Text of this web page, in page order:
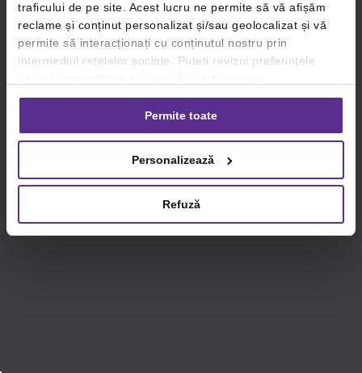
traficului de pe site. Acest lucru ne permite să vă afișăm
reclame și conținut personalizat și/sau geolocalizat și vă
permite să interacționați cu conținutul nostru prin
intermediul rețelelor sociale. Puteți revizui preferințele
consimțământul oricând, făcând click pe linkul către
setările dvs. de cookie-uri.
privind utilizarea modulelor cookie.Detalii
Permite toate
Personalizează
Refuză